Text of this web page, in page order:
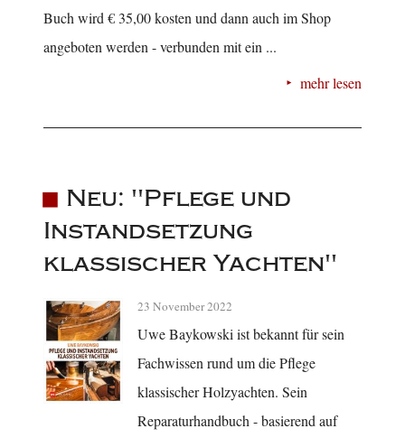
Buch wird € 35,00 kosten und dann auch im Shop
angeboten werden - verbunden mit ein ...
mehr lesen
Neu: "Pflege und
Instandsetzung
klassischer Yachten"
23 November 2022
Uwe Baykowski ist bekannt für sein
Fachwissen rund um die Pflege
klassischer Holzyachten. Sein
Reparaturhandbuch - basierend auf